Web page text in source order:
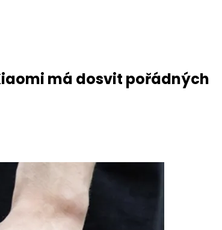
má dosvit pořádných